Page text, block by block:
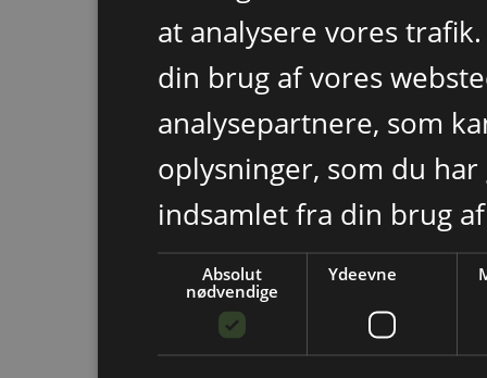
at analysere vores
din brug af vores
analysepartnere, som
oplysninger, som du
indsamlet fra din brug
Absolut
nødvendige
Ydeevne